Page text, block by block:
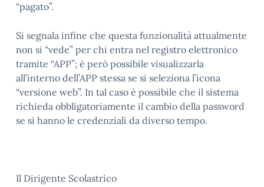
“pagato”.
Si segnala infine che questa funzionalità attualmente
non si “vede” per chi entra nel registro elettronico
tramite “APP”; è però possibile visualizzarla
all’interno dell’APP stessa se si seleziona l’icona
“versione web”. In tal caso è possibile che il sistema
richieda obbligatoriamente il cambio della password
se si hanno le credenziali da diverso tempo.
Il Dirigente Scolastrico